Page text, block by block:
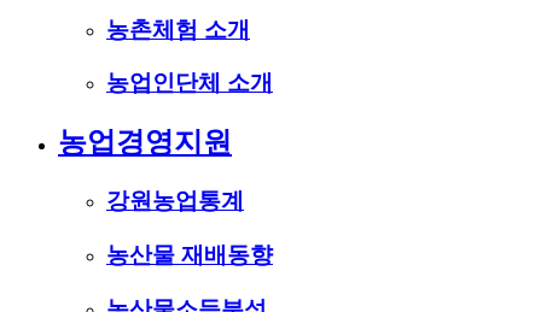
농촌체험 소개
농업인단체 소개
농업경영지원
강원농업통계
농산물 재배동향